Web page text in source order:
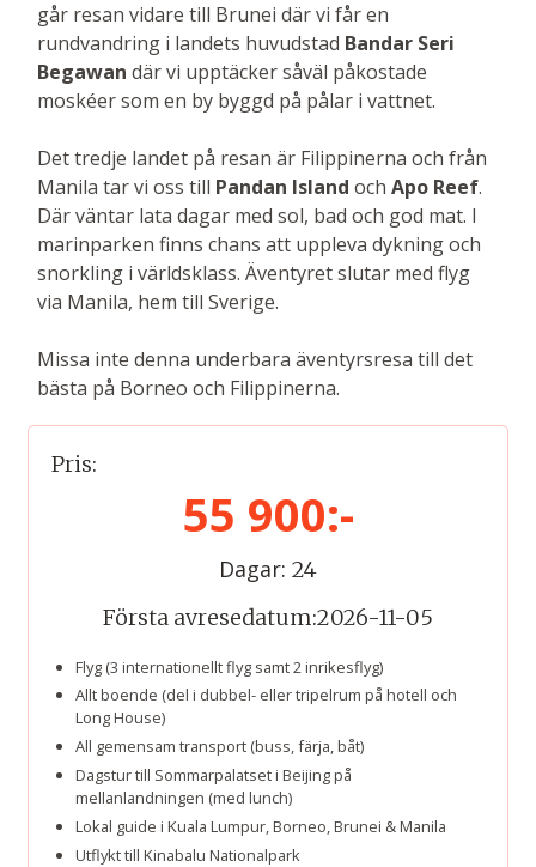
går resan vidare till Brunei där vi får en
rundvandring i landets huvudstad Bandar Seri
Begawan där vi upptäcker såväl påkostade
moskéer som en by byggd på pålar i vattnet.
Det tredje landet på resan är Filippinerna och från
Manila tar vi oss till Pandan Island och Apo Reef.
Där väntar lata dagar med sol, bad och god mat. I
marinparken finns chans att uppleva dykning och
snorkling i världsklass. Äventyret slutar med flyg
via Manila, hem till Sverige.
Missa inte denna underbara äventyrsresa till det
bästa på Borneo och Filippinerna.
Pris:
55 900:-
Dagar: 24
Första avresedatum:2026-11-05
Flyg (3 internationellt flyg samt 2 inrikesflyg)
Allt boende (del i dubbel- eller tripelrum på hotell och
Long House)
All gemensam transport (buss, färja, båt)
Dagstur till Sommarpalatset i Beijing på
mellanlandningen (med lunch)
Lokal guide i Kuala Lumpur, Borneo, Brunei & Manila
Utflykt till Kinabalu Nationalpark